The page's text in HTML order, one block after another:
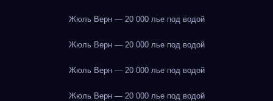
Жюль Верн — 20 000 лье под водой
Жюль Верн — 20 000 лье под водой
Жюль Верн — 20 000 лье под водой
Жюль Верн — 20 000 лье под водой